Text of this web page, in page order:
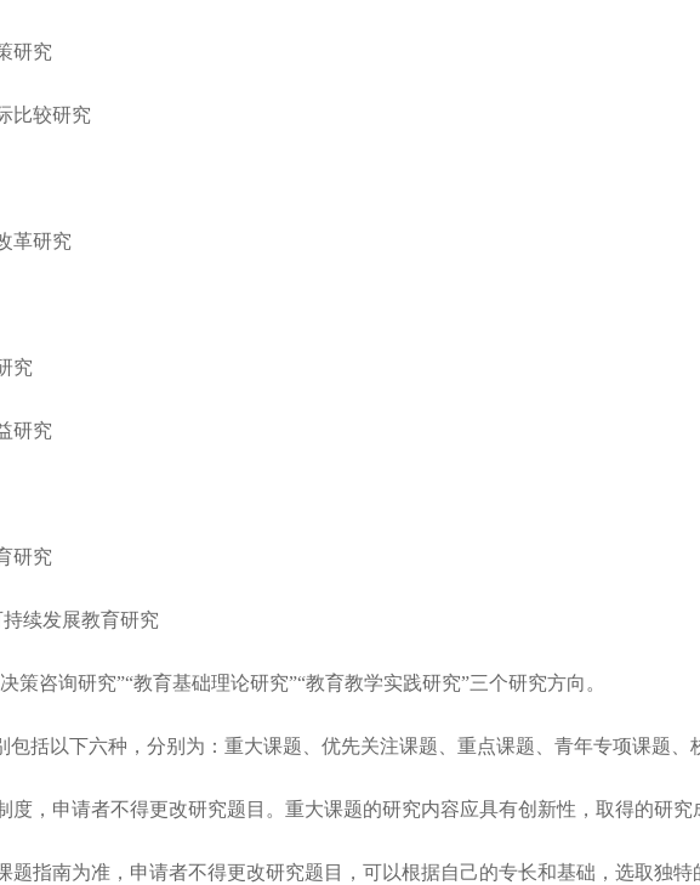
研究
较研究
革研究
究
研究
研究
续发展教育研究
咨询研究”“教育基础理论研究”“教育教学实践研究”三个研究方向。
括以下六种，分别为：重大课题、优先关注课题、重点课题、青年专项课题、
，申请者不得更改研究题目。重大课题的研究内容应具有创新性，取得的研究
指南为准，申请者不得更改研究题目，可以根据自己的专长和基础，选取独特